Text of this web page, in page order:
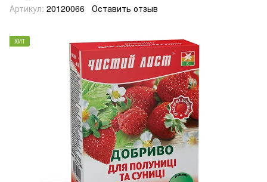
Артикул: 20120066 Оставить отзыв
ХИТ